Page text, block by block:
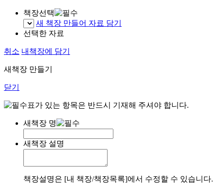
책장선택
새 책장 만들어 자료 담기
선택한 자료
취소 내책장에 담기
새책장 만들기
닫기
표가 있는 항목은 반드시 기재해 주셔야 합니다.
새책장 명
새책장 설명
책장설명은 [내 책장/책장목록]에서 수정할 수 있습니다.